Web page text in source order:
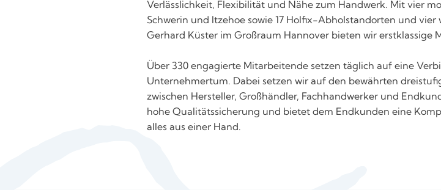
Verlässlichkeit, Flexibilität und Nähe zum Handwerk. Mit vier
Schwerin und Itzehoe sowie 17 Holfix-Abholstandorten und
Gerhard Küster im Großraum Hannover bieten wir erstklassige
Über 330 engagierte Mitarbeitende setzen täglich auf eine
Unternehmertum. Dabei setzen wir auf den bewährten
zwischen Hersteller, Großhändler, Fachhandwerker und
hohe Qualitätssicherung und bietet dem Endkunden eine
alles aus einer Hand.